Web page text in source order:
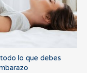
lo que debes